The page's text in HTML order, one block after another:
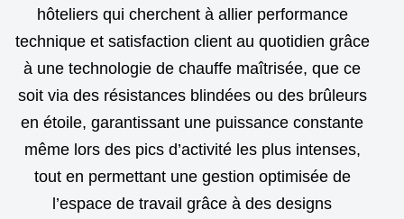
hôteliers qui cherchent à allier performance
technique et satisfaction client au quotidien grâce
à une technologie de chauffe maîtrisée, que ce
soit via des résistances blindées ou des brûleurs
en étoile, garantissant une puissance constante
même lors des pics d’activité les plus intenses,
tout en permettant une gestion optimisée de
l’espace de travail grâce à des designs